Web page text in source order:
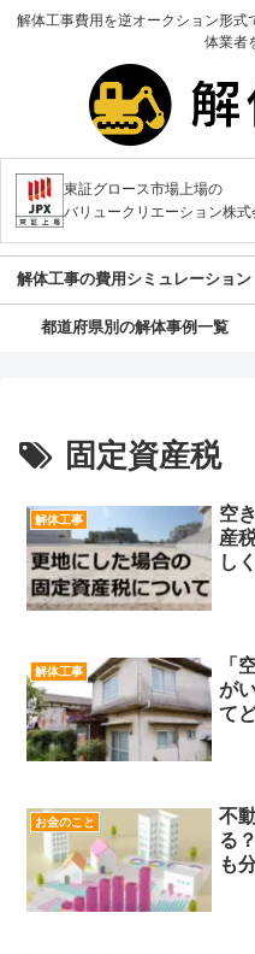
解体工事費用を逆オークション形
体業者
東証グロース市場上場の
バリュークリエーション株式
解体工事の費用シミュレーション
都道府県別の解体事例一覧
固定資産税
解体工事
空
産
し
解体工事
「
が
て
お金のこと
不
る
も